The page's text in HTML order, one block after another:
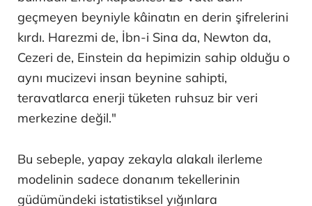
geçmeyen beyniyle kâinatın en derin şifrelerini
kırdı. Harezmi de, İbn-i Sina da, Newton da,
Cezeri de, Einstein da hepimizin sahip olduğu o
aynı mucizevi insan beynine sahipti,
teravatlarca enerji tüketen ruhsuz bir veri
merkezine değil."
Bu sebeple, yapay zekayla alakalı ilerleme
modelinin sadece donanım tekellerinin
güdümündeki istatistiksel yığınlara